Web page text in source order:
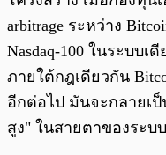
arbitrage ระหว่าง
Nasdaq-100 ในระบบเ
ภายใต้กฎเดียวกัน
อีกต่อไป มันจะกลายเ
สูง" ในสายตาของระบ